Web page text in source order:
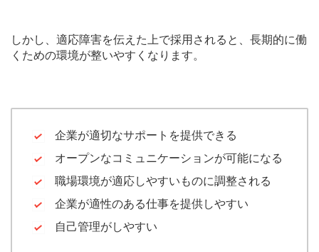
しかし、適応障害を伝えた上で採用されると、長期的に働
くための環境が整いやすくなります。
企業が適切なサポートを提供できる
オープンなコミュニケーションが可能になる
職場環境が適応しやすいものに調整される
企業が適性のある仕事を提供しやすい
自己管理がしやすい